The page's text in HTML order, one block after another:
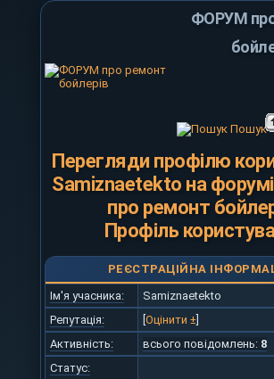
ФОРУМ
Пошук
Перегляди профілю
Samiznaetekto на
про ремонт
Профіль
РЕЄСТРАЦІЙНА
Ім'я учасника:
Samiznaetekto
Репутація:
Оцінити ±]
Активність:
всього повідомлень: 8
Статус: